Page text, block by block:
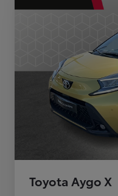
Toyota Aygo X